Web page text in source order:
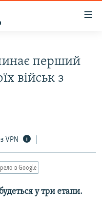
перший
військ з
VPN
в Google
у три етапи.